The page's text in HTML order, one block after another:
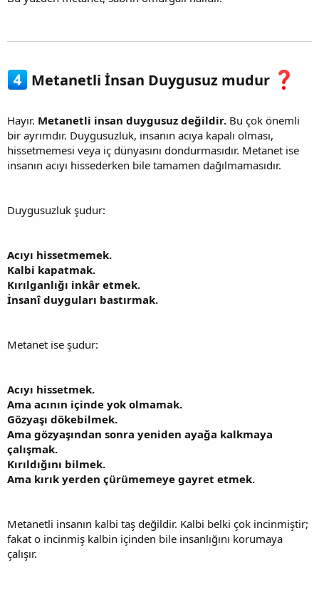
Metanetli İnsan Duygusuz mudur
Hayır. Metanetli insan duygusuz değildir. Bu çok önemli
bir ayrımdır. Duygusuzluk, insanın acıya kapalı olması,
hissetmemesi veya iç dünyasını dondurmasıdır. Metanet ise
insanın acıyı hissederken bile tamamen dağılmamasıdır.
Duygusuzluk şudur:
Acıyı hissetmemek.
Kalbi kapatmak.
Kırılganlığı inkâr etmek.
İnsanî duyguları bastırmak.
Metanet ise şudur:
Acıyı hissetmek.
Ama acının içinde yok olmamak.
Gözyaşı dökebilmek.
Ama gözyaşından sonra yeniden ayağa kalkmaya
çalışmak.
Kırıldığını bilmek.
Ama kırık yerden çürümemeye gayret etmek.
Metanetli insanın kalbi taş değildir. Kalbi belki çok incinmiştir;
fakat o incinmiş kalbin içinden bile insanlığını korumaya
çalışır.